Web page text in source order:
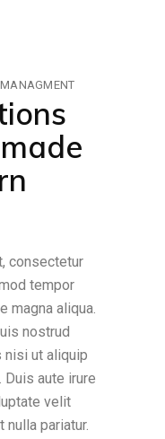
MANAGMENT
consectetur
tempor
magna aliqua.
nostrud
nisi ut aliquip
aute irure
velit
pariatur.